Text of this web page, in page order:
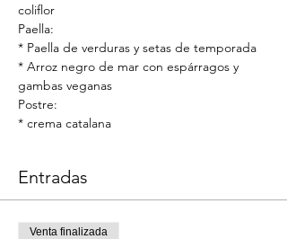
coliflor
Paella:
* Paella de verduras y setas de temporada
* Arroz negro de mar con espárragos y
gambas veganas
Postre:
* crema catalana
Entradas
Venta finalizada